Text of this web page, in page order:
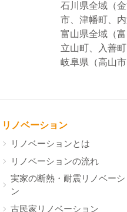
石川県全域（
市、津幡町、
富山県全域（
立山町、入善町
岐阜県（高山
リノベーション
リノベーションとは
リノベーションの流れ
実家の断熱・耐震リノベーシ
ン
古民家リノベーション